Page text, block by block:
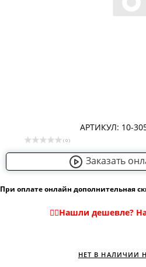
АРТИКУЛ: 10-
( 0 )
Заказать
При оплате онлайн дополнительная
НЕТ В НАЛИЧИИ